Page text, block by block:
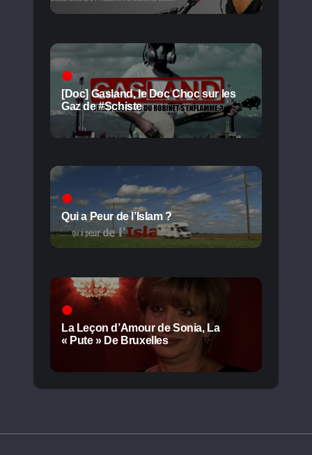
[Doc] Gasland, le Doc Choc sur les
Gaz de #Schiste
Qui a Peur de l’Islam ?
La Leçon d’Amour de Sonia, La
« Pute » De Bruxelles